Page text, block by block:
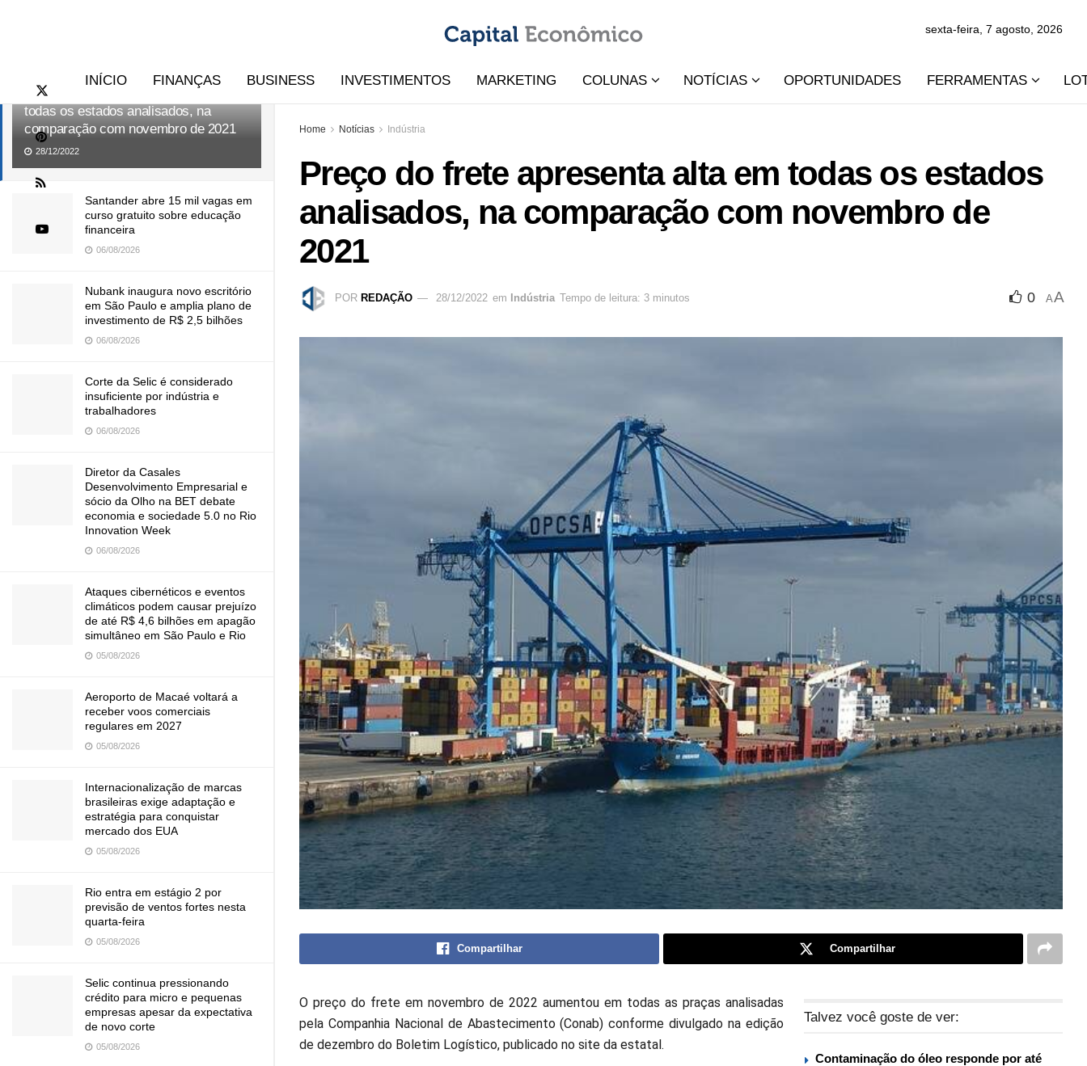
Preço do frete apresenta alta em
todas os estados analisados, na
comparação com novembro de 2021
28/12/2022
Santander abre 15 mil vagas em
curso gratuito sobre educação
financeira
06/08/2026
Nubank inaugura novo escritório
em São Paulo e amplia plano de
investimento de R$ 2,5 bilhões
06/08/2026
Corte da Selic é considerado
insuficiente por indústria e
trabalhadores
06/08/2026
Diretor da Casales
Desenvolvimento Empresarial e
sócio da Olho na BET debate
economia e sociedade 5.0 no Rio
Innovation Week
06/08/2026
Ataques cibernéticos e eventos
climáticos podem causar prejuízo
de até R$ 4,6 bilhões em apagão
simultâneo em São Paulo e Rio
05/08/2026
Aeroporto de Macaé voltará a
receber voos comerciais
regulares em 2027
05/08/2026
Internacionalização de marcas
brasileiras exige adaptação e
estratégia para conquistar
mercado dos EUA
05/08/2026
Rio entra em estágio 2 por
previsão de ventos fortes nesta
quarta-feira
05/08/2026
Selic continua pressionando
crédito para micro e pequenas
empresas apesar da expectativa
de novo corte
05/08/2026
sexta-feira, 7 agosto, 2026
INÍCIO FINANÇAS BUSINESS INVESTIMENTOS MARKETING COLUNAS NOTÍCIAS OPORTUNIDADES FERRAMENTAS
Home Notícias Indústria
Preço do frete apresenta alta em todas os estados
analisados, na comparação com novembro de
2021
POR REDAÇÃO 28/12/2022 em Indústria Tempo de leitura: 3 minutos 0 AA
Compartilhar Compartilhar
Talvez você goste de ver:
Contaminação do óleo responde por até
O preço do frete em novembro de 2022 aumentou em todas as praças analisadas
pela Companhia Nacional de Abastecimento (Conab) conforme divulgado na edição
de dezembro do Boletim Logístico, publicado no site da estatal.